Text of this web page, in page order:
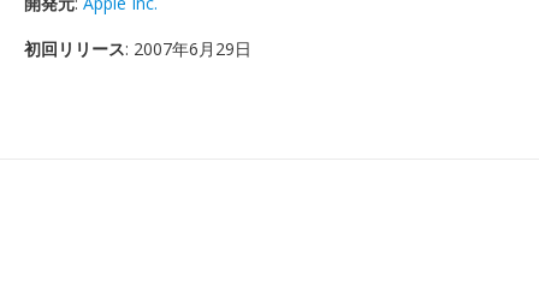
初回リリース: 2007年6月29日